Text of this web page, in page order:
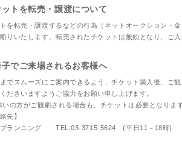
トを転売・譲渡について
を転売・譲渡するなどの行為（ネットオークション・
りいたします。転売されたチケットは無効となり、ご
でご来場されるお客様へ
でスムーズにご案内できるよう、チケット購入後、ご
ださいますようご協力をお願い申し上げます。
いの方がご観劇される場合も、チケットは必要となりま
先】
プランニング TEL:03-3715-5624 (平日11～18時)